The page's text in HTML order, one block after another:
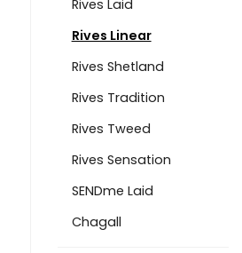
Rives Laid
Rives Linear
Rives Shetland
Rives Tradition
Rives Tweed
Rives Sensation
SENDme Laid
Chagall